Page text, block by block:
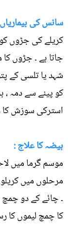
سانس کی بیماریاں
کریلے کی جڑوں
جاتا ہے ۔ جڑوں
شہد یا تلسی کے
کو پینے سے دمہ ،
استرکی سوزش کا
ہیضہ کا علاج :
موسم گرما میں
مرحلوں میں
۔ چائے کے دو
کا چمچ لیموں کا